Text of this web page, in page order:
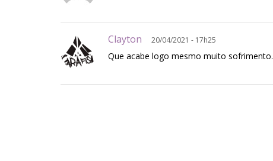
Clayton 20/04/2021 - 17h25
Que acabe logo mesmo muito sofrimento.